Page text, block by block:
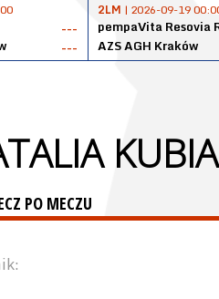
---
---
2LM | 2026-09-19
pempaVita Resovia
AZS AGH Kraków
PO MECZU